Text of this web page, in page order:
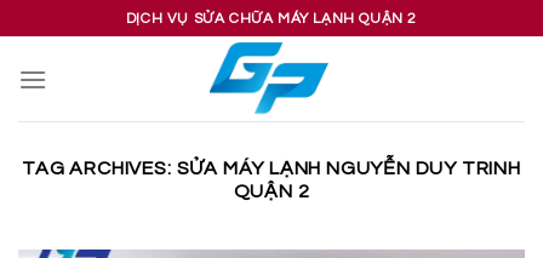
content
DỊCH VỤ SỬA CHỮA MÁY LẠNH QUẬN 2
TAG ARCHIVES: SỬA MÁY LẠNH NGUYỄN DUY TRINH
QUẬN 2